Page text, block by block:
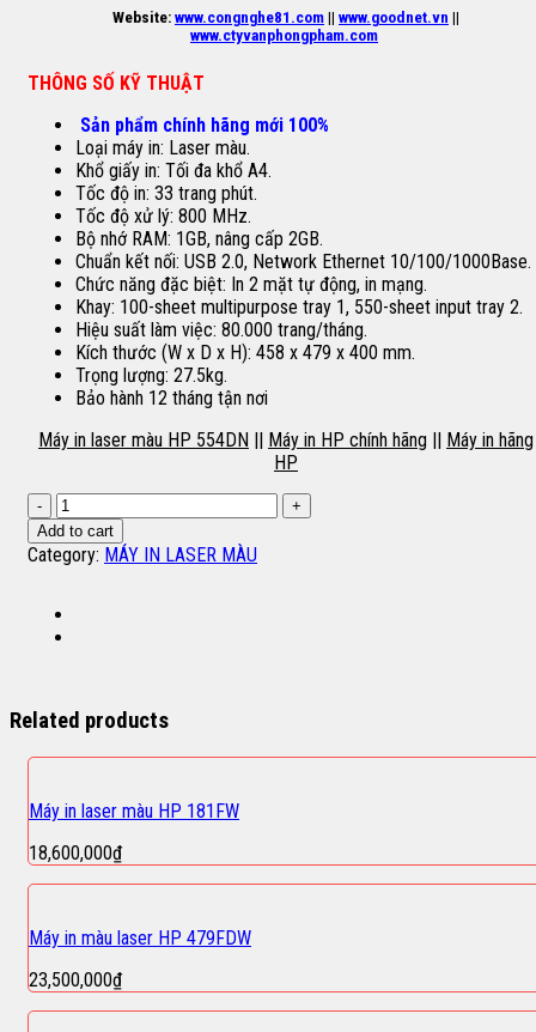
Website: www.congnghe81.com || www.goodnet.vn ||
www.ctyvanphongpham.com
THÔNG SỐ KỸ THUẬT
Sản phẩm chính hãng mới 100%
Loại máy in: Laser màu.
Khổ giấy in: Tối đa khổ A4.
Tốc độ in: 33 trang phút.
Tốc độ xử lý: 800 MHz.
Bộ nhớ RAM: 1GB, nâng cấp 2GB.
Chuẩn kết nối: USB 2.0, Network Ethernet 10/100/1000Base.
Chức năng đặc biệt: In 2 mặt tự động, in mạng.
Khay: 100-sheet multipurpose tray 1, 550-sheet input tray 2.
Hiệu suất làm việc: 80.000 trang/tháng.
Kích thước (W x D x H): 458 x 479 x 400 mm.
Trọng lượng: 27.5kg.
Bảo hành 12 tháng tận nơi
Máy in laser màu HP 554DN || Máy in HP chính hãng || Máy in hãng
HP
Máy
in
laser
màu
554DN
quantity
Add to cart
Category: MÁY IN LASER MÀU
Related products
Máy in laser màu HP 181FW
18,600,000₫
Máy in màu laser HP 479FDW
23,500,000₫